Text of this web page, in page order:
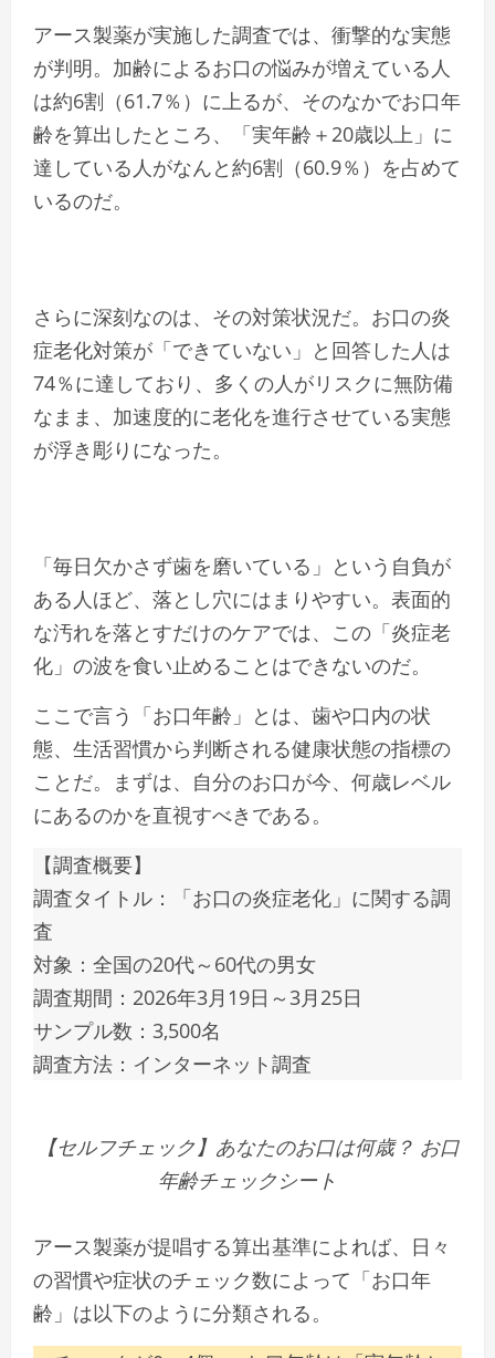
アース製薬が実施した調査では、衝撃的な実態
が判明。加齢によるお口の悩みが増えている人
は約6割（61.7％）に上るが、そのなかでお口年
齢を算出したところ、「実年齢＋20歳以上」に
達している人がなんと約6割（60.9％）を占めて
いるのだ。
さらに深刻なのは、その対策状況だ。お口の炎
症老化対策が「できていない」と回答した人は
74％に達しており、多くの人がリスクに無防備
なまま、加速度的に老化を進行させている実態
が浮き彫りになった。
「毎日欠かさず歯を磨いている」という自負が
ある人ほど、落とし穴にはまりやすい。表面的
な汚れを落とすだけのケアでは、この「炎症老
化」の波を食い止めることはできないのだ。
ここで言う「お口年齢」とは、歯や口内の状
態、生活習慣から判断される健康状態の指標の
ことだ。まずは、自分のお口が今、何歳レベル
にあるのかを直視すべきである。
【調査概要】
調査タイトル：「お口の炎症老化」に関する調
査
対象：全国の20代～60代の男女
調査期間：2026年3月19日～3月25日
サンプル数：3,500名
調査方法：インターネット調査
【セルフチェック】あなたのお口は何歳？ お口
年齢チェックシート
アース製薬が提唱する算出基準によれば、日々
の習慣や症状のチェック数によって「お口年
齢」は以下のように分類される。